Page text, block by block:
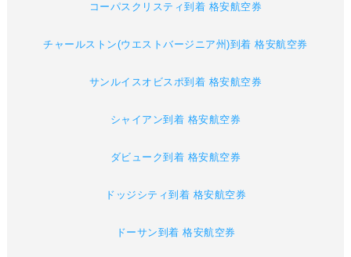
コーパスクリスティ到着 格安航空券
チャールストン(ウエストバージニア州)到着 格安航空券
サンルイスオビスポ到着 格安航空券
シャイアン到着 格安航空券
ダビューク到着 格安航空券
ドッジシティ到着 格安航空券
ドーサン到着 格安航空券